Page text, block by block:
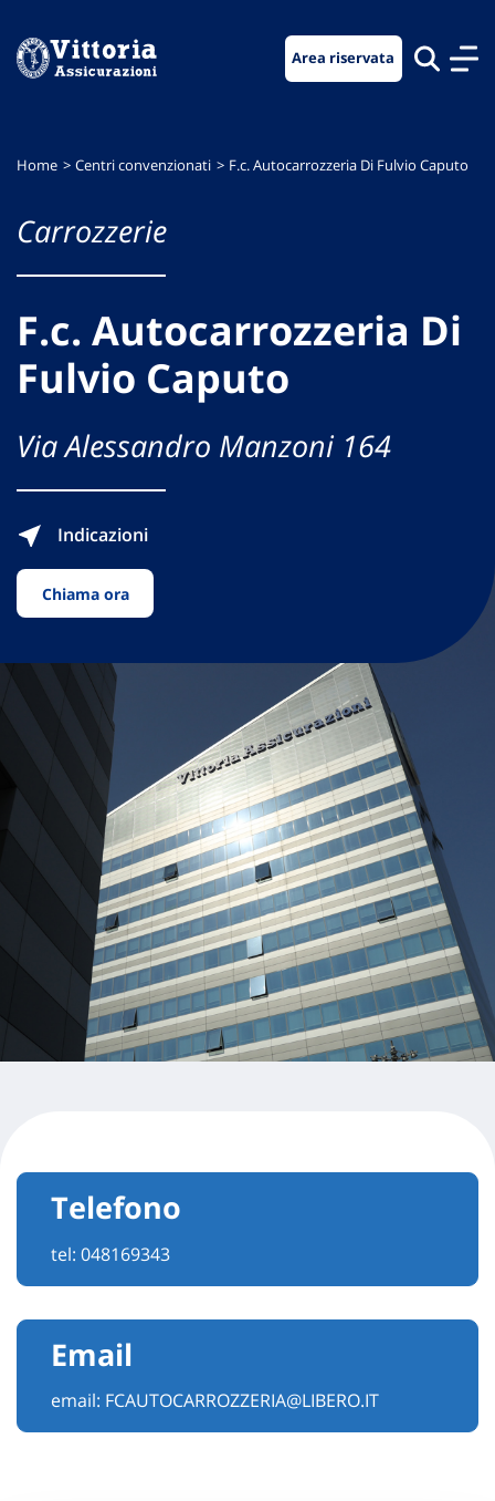
menu
contenuto
footer
Area riservata
Home Centri convenzionati F.c. Autocarrozzeria Di Fulvio Caputo
Carrozzerie
F.c. Autocarrozzeria Di
Fulvio Caputo
Via Alessandro Manzoni 164
Indicazioni
Chiama ora
Telefono
tel: 048169343
Email
email: FCAUTOCARROZZERIA@LIBERO.IT